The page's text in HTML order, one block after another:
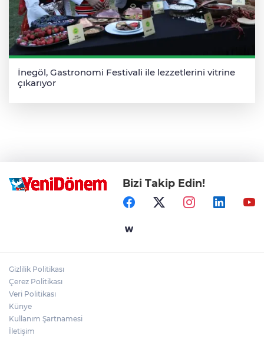
İnegöl, Gastronomi Festivali ile lezzetlerini vitrine
çıkarıyor
Bizi Takip Edin!
Gizlilik Politikası
Çerez Politikası
Veri Politikası
Künye
Kullanım Şartnamesi
İletişim